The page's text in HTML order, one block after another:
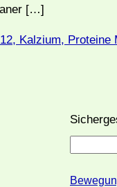
[…]
Kalzium, Proteine